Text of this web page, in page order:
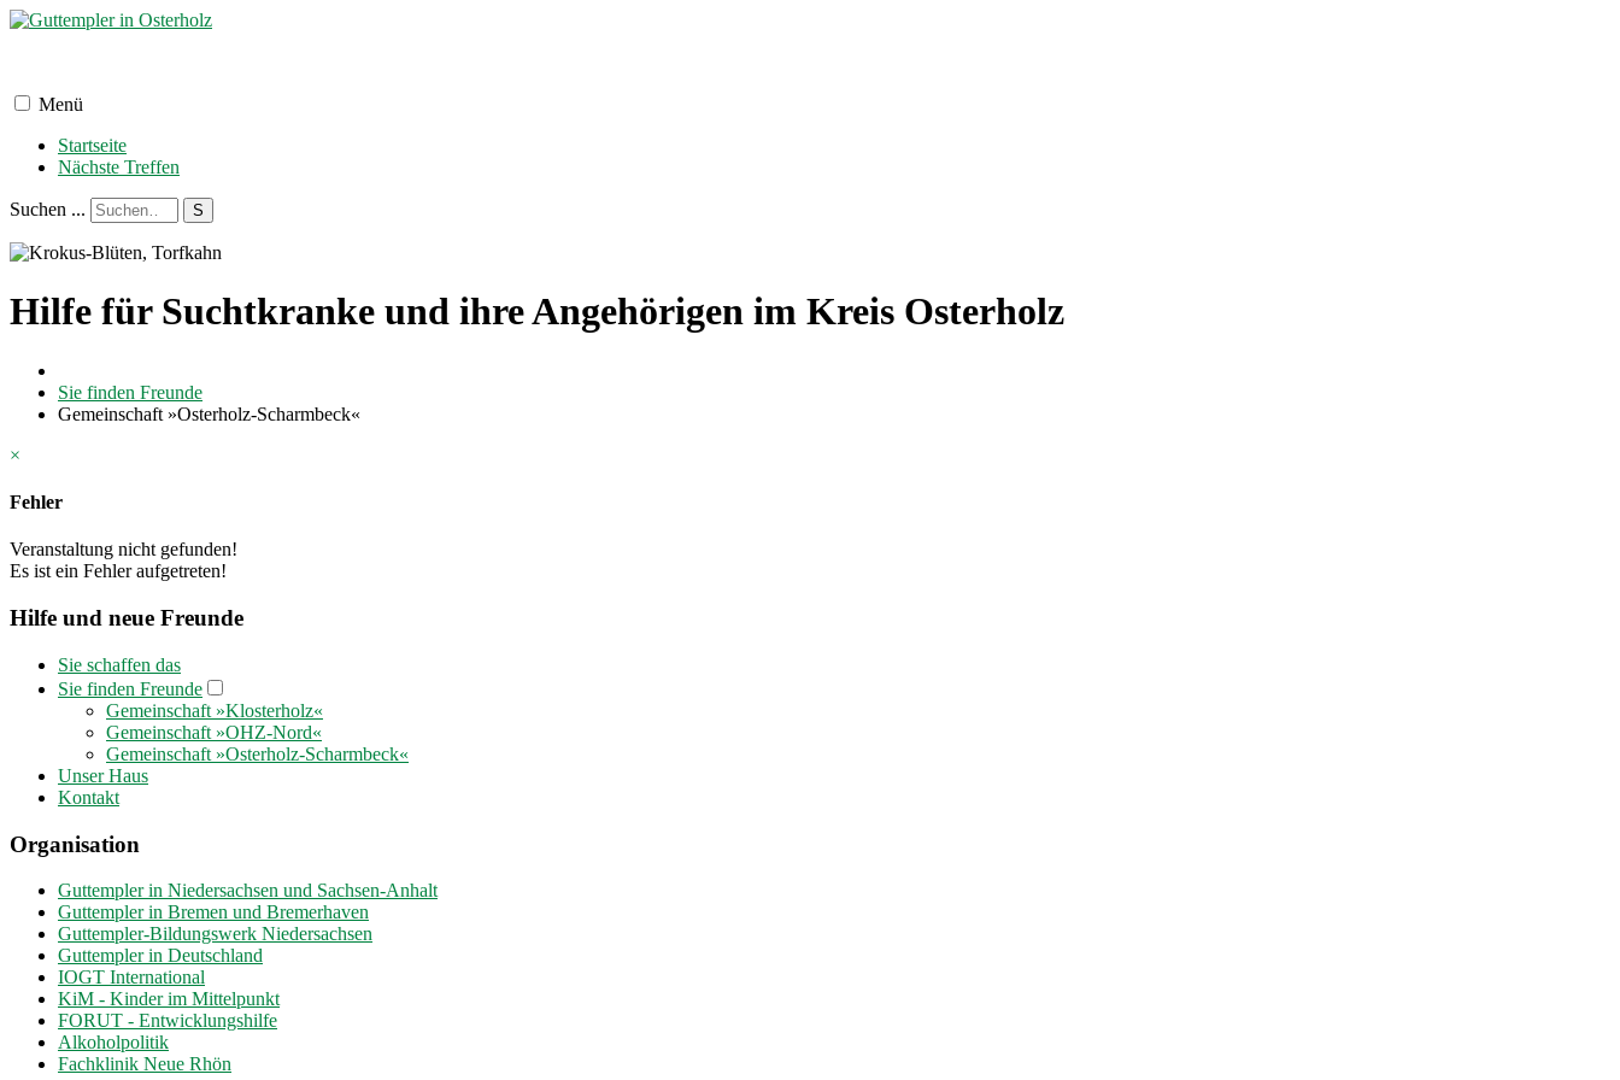
Menü
Startseite
Nächste Treffen
Suchen ... S
Hilfe für Suchtkranke und ihre Angehörigen im Kreis Osterholz
Sie finden Freunde
Gemeinschaft »Osterholz-Scharmbeck«
×
Fehler
Veranstaltung nicht gefunden!
Es ist ein Fehler aufgetreten!
Hilfe und neue Freunde
Sie schaffen das
Sie finden Freunde
Gemeinschaft »Klosterholz«
Gemeinschaft »OHZ-Nord«
Gemeinschaft »Osterholz-Scharmbeck«
Unser Haus
Kontakt
Organisation
Guttempler in Niedersachsen und Sachsen-Anhalt
Guttempler in Bremen und Bremerhaven
Guttempler-Bildungswerk Niedersachsen
Guttempler in Deutschland
IOGT International
KiM - Kinder im Mittelpunkt
FORUT - Entwicklungshilfe
Alkoholpolitik
Fachklinik Neue Rhön